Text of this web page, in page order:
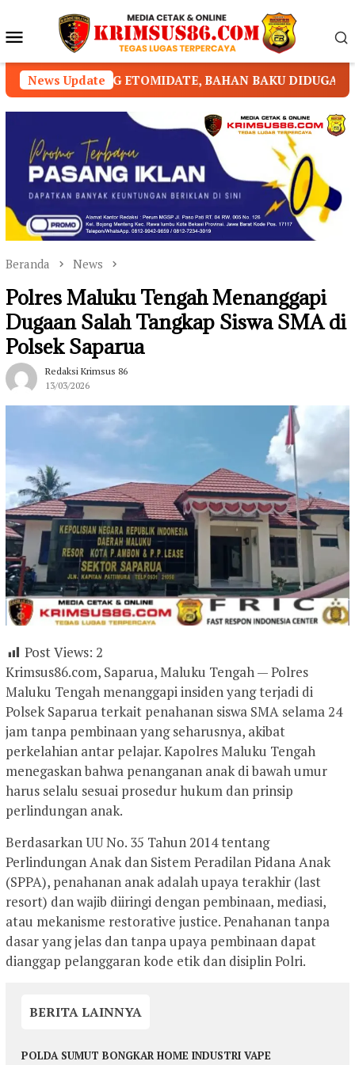
konten Menu
Mobile
News UpdateBAHAN BAKU DIDUGA DIPASOK DARI
Beranda News
Polres Maluku Tengah Menanggapi
Dugaan Salah Tangkap Siswa SMA di
Polsek Saparua
Redaksi Krimsus 86
13/03/2026
Post Views: 2
Krimsus86.com, Saparua, Maluku Tengah — Polres
Maluku Tengah menanggapi insiden yang terjadi di
Polsek Saparua terkait penahanan siswa SMA selama 24
jam tanpa pembinaan yang seharusnya, akibat
perkelahian antar pelajar. Kapolres Maluku Tengah
menegaskan bahwa penanganan anak di bawah umur
harus selalu sesuai prosedur hukum dan prinsip
perlindungan anak.
Berdasarkan UU No. 35 Tahun 2014 tentang
Perlindungan Anak dan Sistem Peradilan Pidana Anak
(SPPA), penahanan anak adalah upaya terakhir (last
resort) dan wajib diiringi dengan pembinaan, mediasi,
atau mekanisme restorative justice. Penahanan tanpa
dasar yang jelas dan tanpa upaya pembinaan dapat
dianggap pelanggaran kode etik dan disiplin Polri.
BERITA LAINNYA
POLDA SUMUT BONGKAR HOME INDUSTRI VAPE